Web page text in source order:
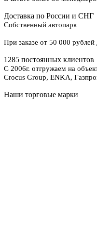
Доставка по России и СНГ
Собственный автопарк
При заказе от 50 000
1285 постоянных клиентов
С 2006г. отгружаем на
Crocus Group, ENKA,
Наши торговые марки